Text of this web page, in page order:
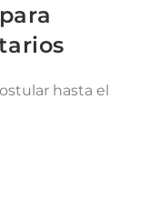
hasta el